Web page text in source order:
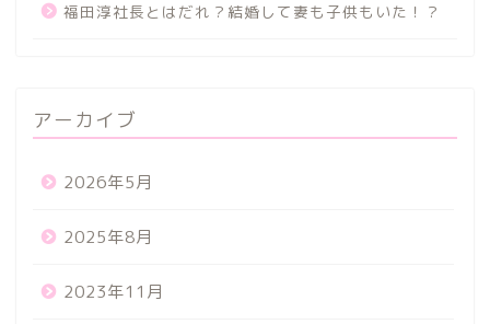
福田淳社長とはだれ？結婚して妻も子供もいた！？
アーカイブ
2026年5月
2025年8月
2023年11月